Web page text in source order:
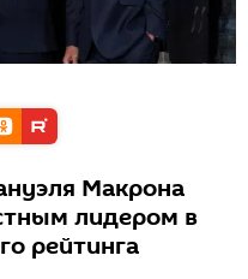
Макрона
лидером в
рейтинга